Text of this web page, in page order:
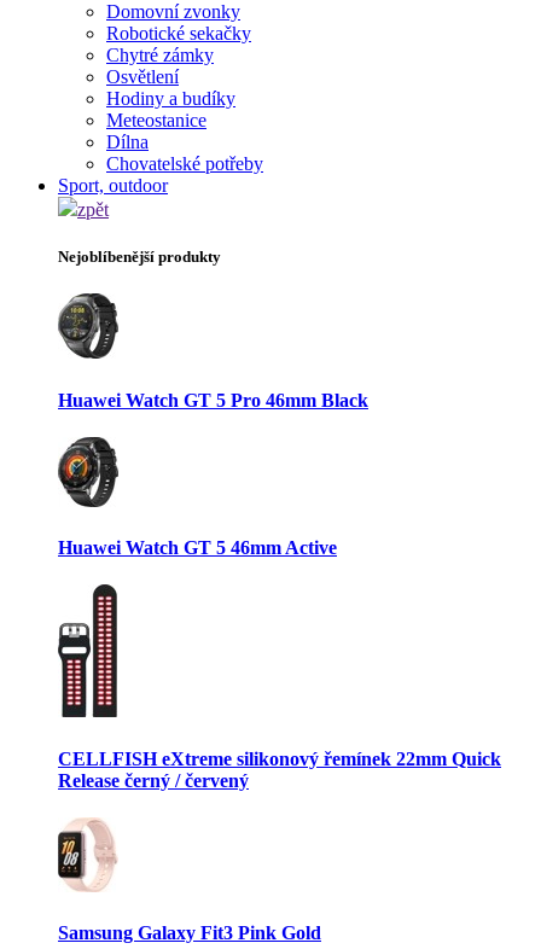
Domovní zvonky
Robotické sekačky
Chytré zámky
Osvětlení
Hodiny a budíky
Meteostanice
Dílna
Chovatelské potřeby
Sport, outdoor
zpět
Nejoblíbenější produkty
Huawei Watch GT 5 Pro 46mm Black
Huawei Watch GT 5 46mm Active
CELLFISH eXtreme silikonový řemínek 22mm Quick
Release černý / červený
Samsung Galaxy Fit3 Pink Gold